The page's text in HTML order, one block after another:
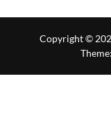
Copyright ©
Theme: